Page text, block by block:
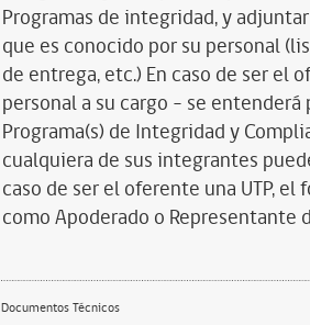
Programas de integridad, y
que es conocido por su personal
de entrega, etc.) En caso de ser el
personal a su cargo – se
Programa(s) de Integridad y
cualquiera de sus integrantes
caso de ser el oferente una UTP,
como Apoderado o Representante
Documentos Técnicos